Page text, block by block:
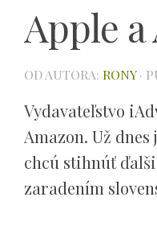
Apple
OD AUTORA: RONY ·
Vydavateľstvo
Amazon. Už
chcú stihnúť
zaradením